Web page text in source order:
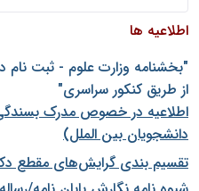
اطلاعیه ها
"بخشنامه وزارت علوم - ثبت نام
از طريق كنكور سراسری"
اطلاعیه در خصوص مدرک
دانشجویان بین الملل)
تقسیم بندی گرایش‌های مقطع